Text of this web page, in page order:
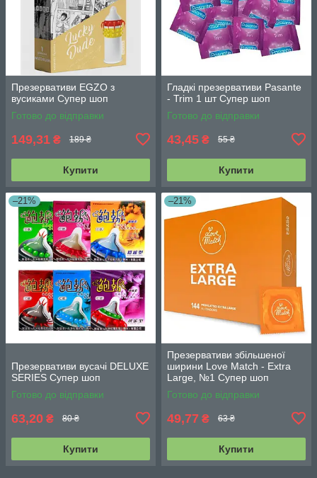
Презервативи EGZO з
вусиками Супер шоп
Готово до відправки
149,31 ₴ 189 ₴
Купити
Гладкі презервативи Pasante
- Trim 1 шт Супер шоп
Готово до відправки
43,45 ₴ 55 ₴
Купити
–21%
Презервативи вусачі DELUXE
SERIES Супер шоп
Готово до відправки
63,20 ₴ 80 ₴
Купити
–21%
Презервативи збільшеної
ширини Love Match - Extra
Large, №1 Супер шоп
Готово до відправки
49,77 ₴ 63 ₴
Купити